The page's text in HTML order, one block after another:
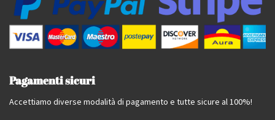
Pagamenti sicuri
Accettiamo diverse modalità di pagamento e tutte sicure al 100%!